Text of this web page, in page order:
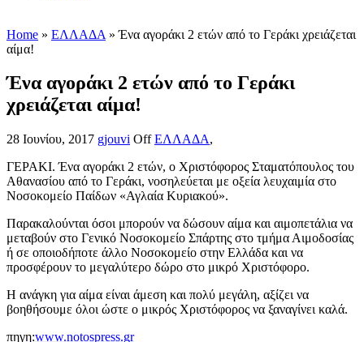
Home » ΕΛΛΑΔΑ » Ένα αγοράκι 2 ετών από το Γεράκι χρειάζεται
αίμα!
Ένα αγοράκι 2 ετών από το Γεράκι
χρειάζεται αίμα!
28 Ιουνίου, 2017 gjouvi Off ΕΛΛΑΔΑ,
ΓΕΡΑΚΙ. Ένα αγοράκι 2 ετών, ο Χριστόφορος Σταματόπουλος του
Αθανασίου από το Γεράκι, νοσηλεύεται με οξεία λευχαιμία στο
Νοσοκομείο Παίδων «Αγλαία Κυριακού».
Παρακαλούνται όσοι μπορούν να δώσουν αίμα και αιμοπετάλια να
μεταβούν στο Γενικό Νοσοκομείο Σπάρτης στο τμήμα Αιμοδοσίας
ή σε οποιοδήποτε άλλο Νοσοκομείο στην Ελλάδα και να
προσφέρουν το μεγαλύτερο δώρο στο μικρό Χριστόφορο.
Η ανάγκη για αίμα είναι άμεση και πολύ μεγάλη, αξίζει να
βοηθήσουμε όλοι ώστε ο μικρός Χριστόφορος να ξαναγίνει καλά.
πηγη:www.notospress.gr